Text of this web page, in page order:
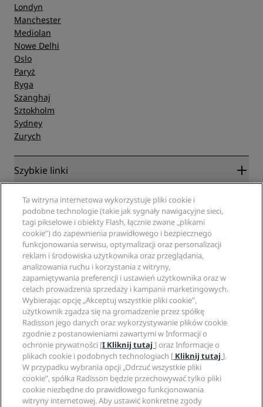
Londyn
Manchester
Mediolan
Nowe Delhi
Oslo
Paryż
Ryga
Szanghaj
Sztokholm
Sydney
Zurych
Szybkie linki
Radisson Rewards
Gwarancja najlepszej ceny online
Blog
Cele podróży
Nowe i zapowiadane hotele
Aplikacja Radisson Hotels
Hotele z certyfikatem Sports Approved
Hotele przyjazne dla rodzin
Zdrowie i bezpieczeństwo
Specjaliści ds. podróży
Partnerzy
Agencje turystyczne
Witryna korporacyjna
Radisson Hotel Group
Media
Kariery w RHG
Kariery w PPHE
Kariera EHL
The Club by RHG
Współpraca
Odpowiedzialny biznes
Zaopatrzenie
Informacje prawne
Centrum prywatności
Informacje prawne
Regulamin Radisson Rewards
Umowa dotycząca korzystania z witryny
Dostępność cyfrowa
Oświadczenie dotyczące współczesnego niewolnictwa
Pomoc
Ostrzeżenia dla klientów
Kontakt
Najczęściej zadawane pytania
Mapa witryny
Media społecznościowe
Marki Radisson Hotels
Ta witryna internetowa wykorzystuje pliki cookie i
podobne technologie (takie jak sygnały nawigacyjne sieci,
tagi pikselowe i obiekty Flash, łącznie zwane „plikami
cookie”) do zapewnienia prawidłowego i bezpiecznego
funkcjonowania serwisu, optymalizacji oraz personalizacji
reklam i środowiska użytkownika oraz przeglądania,
analizowania ruchu i korzystania z witryny,
zapamiętywania preferencji i ustawień użytkownika oraz w
celach prowadzenia sprzedaży i kampanii marketingowych.
Wybierając opcję „Akceptuj wszystkie pliki cookie”,
użytkownik zgadza się na gromadzenie przez spółkę
Radisson jego danych oraz wykorzystywanie plików cookie
zgodnie z postanowieniami zawartymi w Informacji o
ochronie prywatności [I Kliknij tutaj] oraz Informacje o
plikach cookie i podobnych technologiach [ Kliknij tutaj].
W przypadku wybrania opcji „Odrzuć wszystkie pliki
cookie”, spółka Radisson będzie przechowywać tylko pliki
cookie niezbędne do prawidłowego funkcjonowania
witryny internetowej. Aby ustawić konkretne zgody